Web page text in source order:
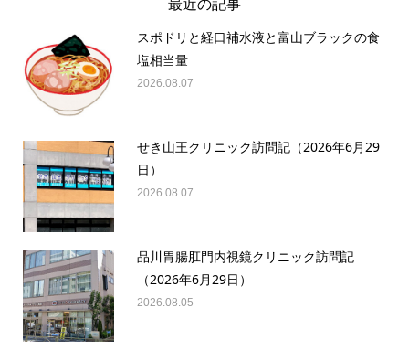
スポドリと経口補水液と富山ブラックの食
塩相当量
2026.08.07
せき山王クリニック訪問記（2026年6月29
日）
2026.08.07
品川胃腸肛門内視鏡クリニック訪問記
（2026年6月29日）
2026.08.05